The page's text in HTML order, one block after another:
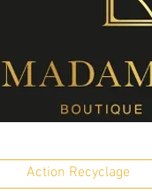
Action Recyclage